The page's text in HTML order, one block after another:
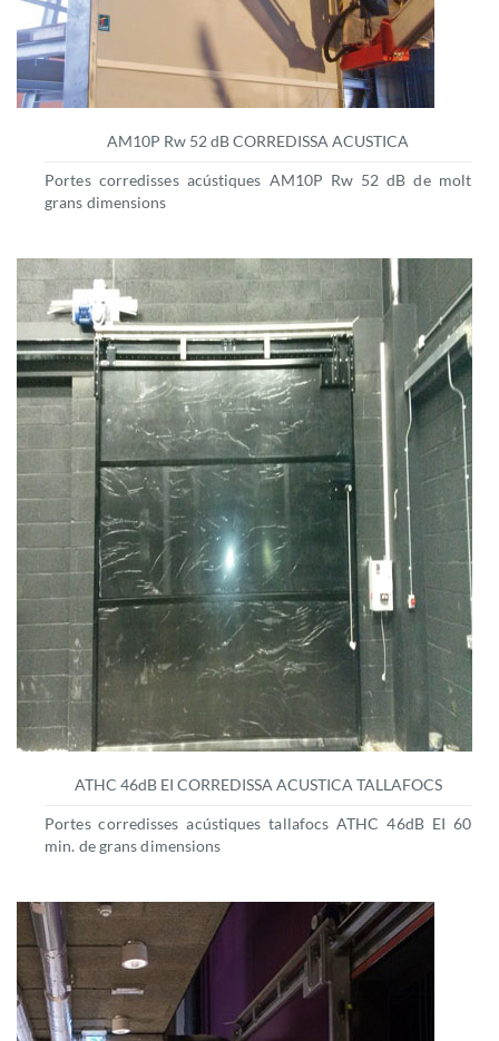
AM10P Rw 52 dB CORREDISSA ACUSTICA
Portes corredisses acústiques AM10P Rw 52 dB de molt
grans dimensions
ATHC 46dB EI CORREDISSA ACUSTICA TALLAFOCS
Portes corredisses acústiques tallafocs ATHC 46dB EI 60
min. de grans dimensions